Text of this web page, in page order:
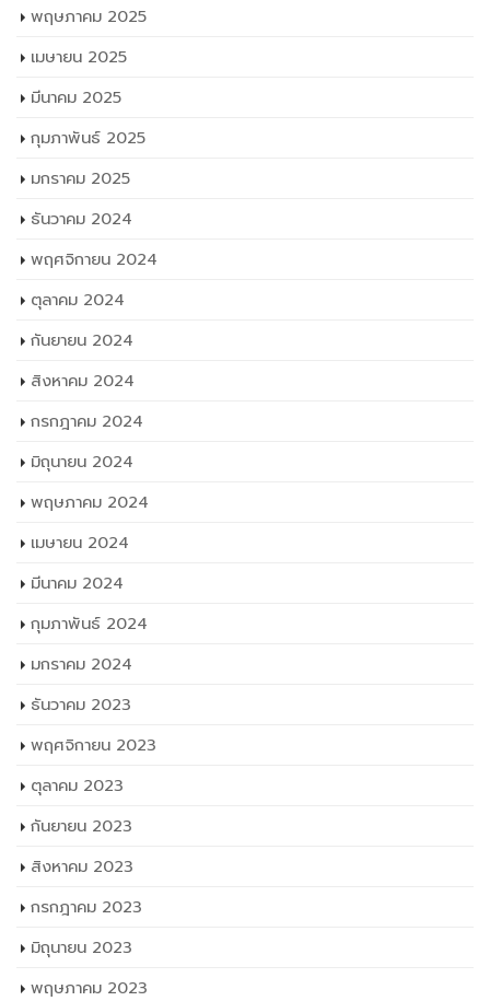
พฤษภาคม 2025
เมษายน 2025
มีนาคม 2025
กุมภาพันธ์ 2025
มกราคม 2025
ธันวาคม 2024
พฤศจิกายน 2024
ตุลาคม 2024
กันยายน 2024
สิงหาคม 2024
กรกฎาคม 2024
มิถุนายน 2024
พฤษภาคม 2024
เมษายน 2024
มีนาคม 2024
กุมภาพันธ์ 2024
มกราคม 2024
ธันวาคม 2023
พฤศจิกายน 2023
ตุลาคม 2023
กันยายน 2023
สิงหาคม 2023
กรกฎาคม 2023
มิถุนายน 2023
พฤษภาคม 2023